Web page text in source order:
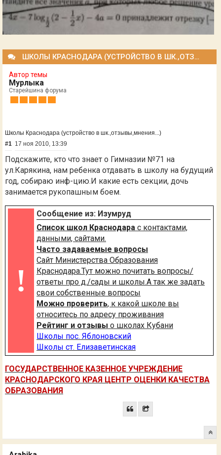
ШКОЛЫ КРАСНОДАРА (УСТРОЙСТВО В ШК.,ОТЗЫВЫ,МНЕНИЯ...)
Автор темы
Мурлыка
Старейшина форума
Школы Краснодара (устройство в шк.,отзывы,мнения...)
#1 17 ноя 2010, 13:39
Подскажите, кто что знает о Гимназии №71 на
ул.Карякина, нам ребенка отдавать в школу на будущий
год, собираю инф-цию.И какие есть секции, дочь
занимается рукопашным боем.
!
Сообщение из: Изумруд
Список школ Краснодара с контактами,
данными, сайтами.
Часто задаваемые вопросы
Сайт Министерства Образования
Краснодара.Тут можно почитать вопросы/
ответы про д./сады и школы.А так же задать
свои собственные вопросы
Можно проверить, к какой школе вы
относитесь по адресу проживания
Рейтинг и отзывы о школах Кубани
Школы пос. Яблоновский
Школы ст. Елизаветинская
ГОСУДАРСТВЕННОЕ КАЗЕННОЕ УЧРЕЖДЕНИЕ
КРАСНОДАРСКОГО КРАЯ ЦЕНТР ОЦЕНКИ КАЧЕСТВА
ОБРАЗОВАНИЯ